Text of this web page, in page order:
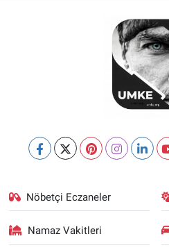
Nöbetçi Eczaneler
Namaz Vakitleri